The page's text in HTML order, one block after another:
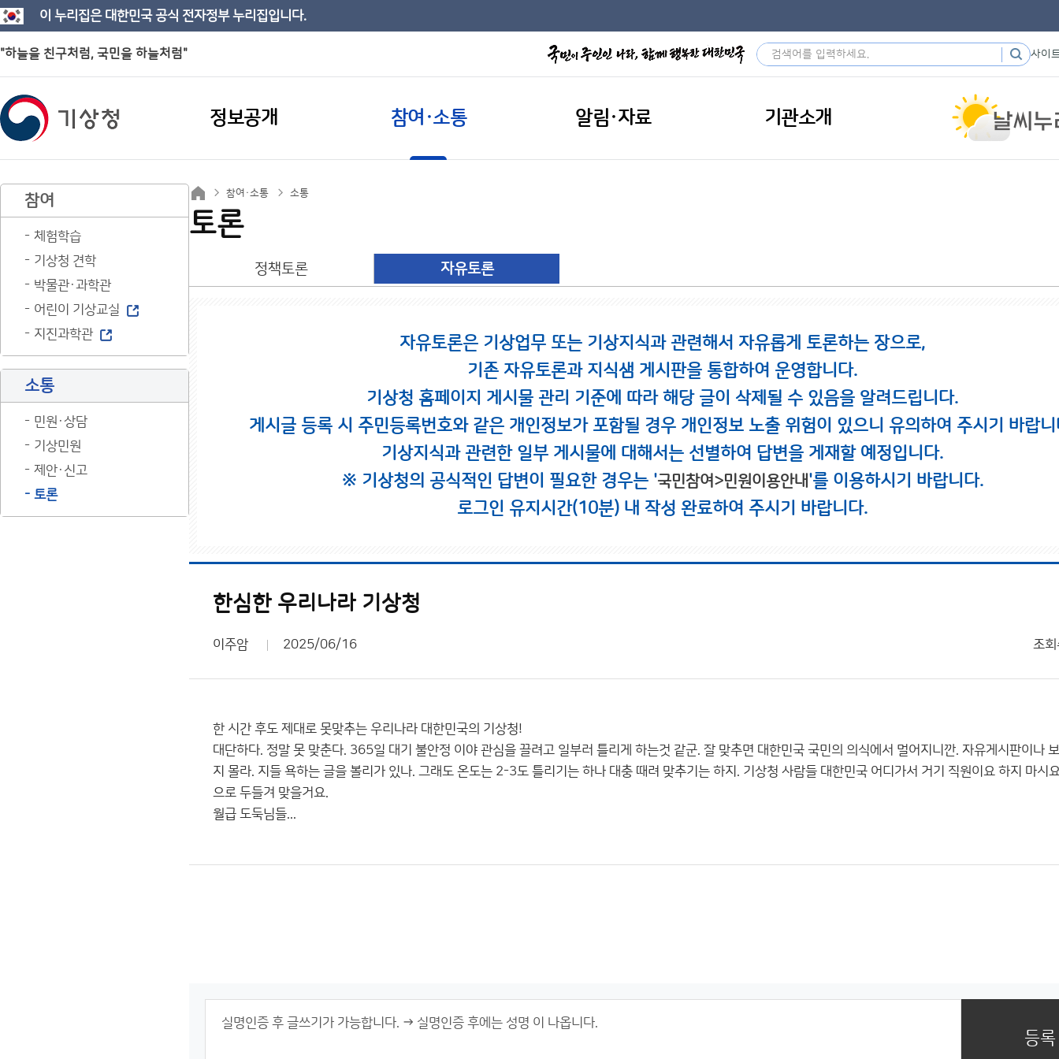
이 누리집은 대한민국 공식 전자정부 누리집입니다.
"하늘을 친구처럼, 국민을 하늘처럼" 사이
정보공개 참여·소통 알림·자료 기관소개
참여
체험학습
기상청 견학
박물관·과학관
어린이 기상교실
지진과학관
소통
민원·상담
기상민원
제안·신고
토론
참여·소통 소통
토론
정책토론 자유토론
자유토론은 기상업무 또는 기상지식과 관련해서 자유롭게 토론하는 장으로,
기존 자유토론과 지식샘 게시판을 통합하여 운영합니다.
기상청 홈페이지 게시물 관리 기준에 따라 해당 글이 삭제될 수 있음을 알려드립니다.
게시글 등록 시 주민등록번호와 같은 개인정보가 포함될 경우 개인정보 노출 위험이 있으니 유의하여 주시기 바랍니
기상지식과 관련한 일부 게시물에 대해서는 선별하여 답변을 게재할 예정입니다.
※ 기상청의 공식적인 답변이 필요한 경우는 '국민참여>민원이용안내'를 이용하시기 바랍니다.
로그인 유지시간(10분) 내 작성 완료하여 주시기 바랍니다.
한심한 우리나라 기상청
이주암 2025/06/16 조회
한 시간 후도 제대로 못맞추는 우리나라 대한민국의 기상청!
대단하다. 정말 못 맞춘다. 365일 대기 불안정 이야 관심을 끌려고 일부러 틀리게 하는것 같군. 잘 맞추면 대한민국 국민의 의식에서 멀어지니깐. 자유게시판이나
지 몰라. 지들 욕하는 글을 볼리가 있나. 그래도 온도는 2-3도 틀리기는 하나 대충 때려 맞추기는 하지. 기상청 사람들 대한민국 어디가서 거기 직원이요 하지 마시
으로 두들겨 맞을거요.
월급 도둑님들...
등록